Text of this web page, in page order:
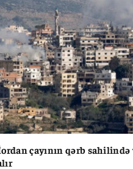
çayının qərb